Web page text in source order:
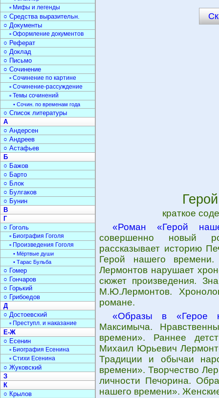
краткое
«Роман «Герой
совершенно новый
рассказывает историю
Герой нашего
Лермонтов нарушает
сюжет произведения.
М.Ю.Лермонтов.
романе.
«Образы в «Герое
Максимыча.
времени». Раннее
Михаил Юрьевич
Традиции и обычаи
времени». Творчество
личности Печорина.
нашего времени».
▫ Мифы и легенды
○ Средства выразительн.
○ Документы
▫ Оформление документов
○ Реферат
○ Доклад
○ Письмо
○ Сочинение
▫ Сочинение по картине
▫ Сочинение-рассуждение
▫ Темы сочинений
• Сочин. по временам года
○ Список литературы
А
○ Андерсен
○ Андреев
○ Астафьев
Б
○ Бажов
○ Барто
○ Блок
○ Булгаков
○ Бунин
В
Г
○ Гоголь
▫ Биография Гоголя
▫ Произведения Гоголя
• Мёртвые души
• Тарас Бульба
○ Гомер
○ Гончаров
○ Горький
○ Грибоедов
Д
○ Достоевский
▫ Преступл. и наказание
Е-Ж
○ Есенин
▫ Биография Есенина
▫ Стихи Есенина
○ Жуковский
З
К
○ Крылов